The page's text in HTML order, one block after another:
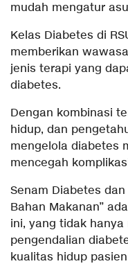
mudah mengatur
Kelas Diabetes di
memberikan
jenis terapi yang
diabetes.
Dengan kombinasi
hidup, dan
mengelola diabetes
mencegah
Senam Diabetes
Bahan Makanan”
ini, yang tidak
pengendalian
kualitas hidup